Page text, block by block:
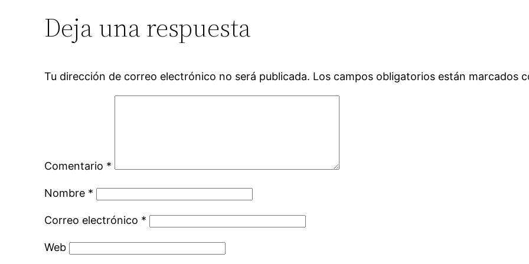
Deja una respuesta
Tu dirección de correo electrónico no será publicada. Los campos obligatorios están marcados
Comentario *
Nombre *
Correo electrónico *
Web